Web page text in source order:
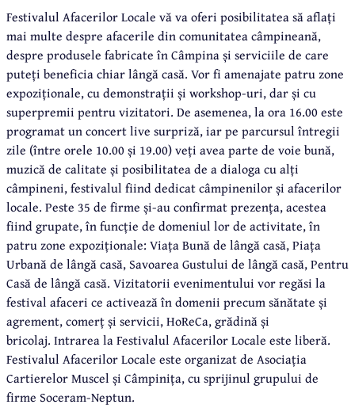
Festivalul Afacerilor Locale vă va oferi posibilitatea să aflați
mai multe despre afacerile din comunitatea câmpineană,
despre produsele fabricate în Câmpina și serviciile de care
puteți beneficia chiar lângă casă. Vor fi amenajate patru zone
expoziționale, cu demonstrații și workshop-uri, dar și cu
superpremii pentru vizitatori. De asemenea, la ora 16.00 este
programat un concert live surpriză, iar pe parcursul întregii
zile (între orele 10.00 și 19.00) veți avea parte de voie bună,
muzică de calitate și posibilitatea de a dialoga cu alți
câmpineni, festivalul fiind dedicat câmpinenilor și afacerilor
locale. Peste 35 de firme și-au confirmat prezența, acestea
fiind grupate, în funcție de domeniul lor de activitate, în
patru zone expoziționale: Viața Bună de lângă casă, Piața
Urbană de lângă casă, Savoarea Gustului de lângă casă, Pentru
Casă de lângă casă. Vizitatorii evenimentului vor regăsi la
festival afaceri ce activează în domenii precum sănătate și
agrement, comerț și servicii, HoReCa, grădină și
bricolaj. Intrarea la Festivalul Afacerilor Locale este liberă.
Festivalul Afacerilor Locale este organizat de Asociația
Cartierelor Muscel și Câmpinița, cu sprijinul grupului de
firme Soceram-Neptun.